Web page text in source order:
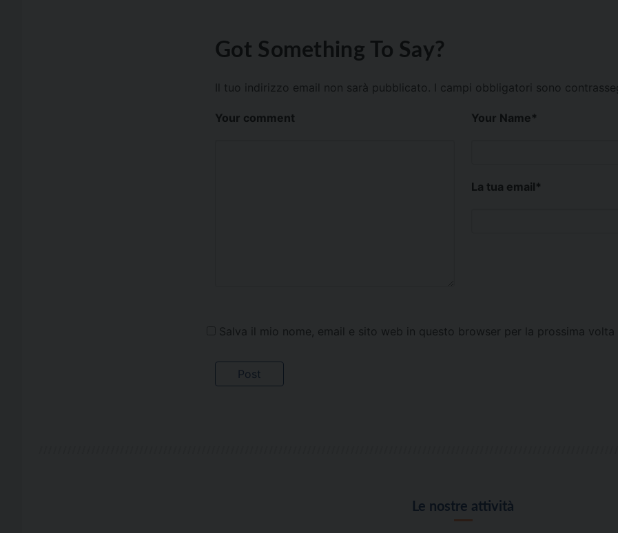
Got Something To Say?
Il tuo indirizzo email non sarà pubblicato. I campi obbligatori sono
Your comment Your Name*
La tua email*
Salva il mio nome, email e sito web in questo browser per la prossima volta
Le nostre attività